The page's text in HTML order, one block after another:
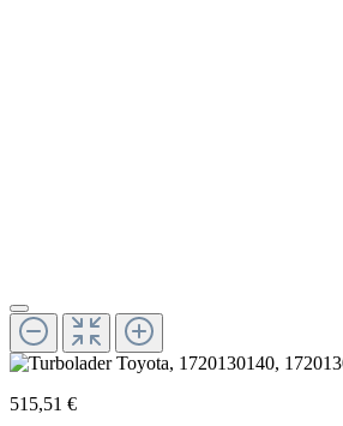
515,51 €